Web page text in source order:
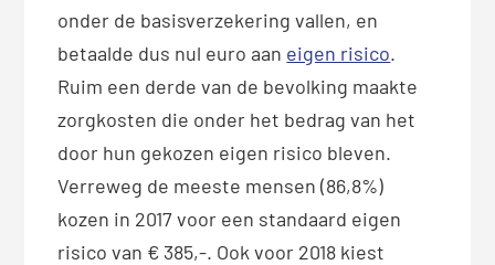
onder de basisverzekering vallen, en
betaalde dus nul euro aan eigen risico.
Ruim een derde van de bevolking maakte
zorgkosten die onder het bedrag van het
door hun gekozen eigen risico bleven.
Verreweg de meeste mensen (86,8%)
kozen in 2017 voor een standaard eigen
risico van € 385,-. Ook voor 2018 kiest